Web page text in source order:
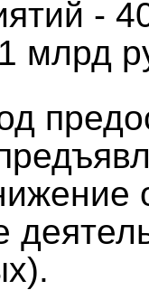
-
млрд